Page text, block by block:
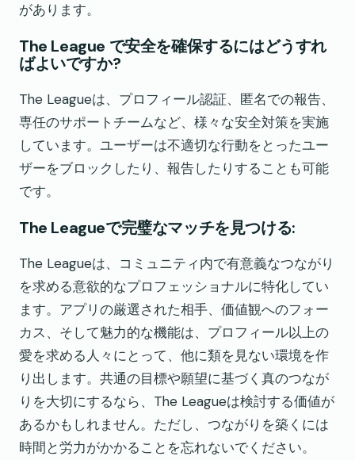
があります。
The League で安全を確保するにはどうすれ
ばよいですか?
The Leagueは、プロフィール認証、匿名での報告、
専任のサポートチームなど、様々な安全対策を実施
しています。ユーザーは不適切な行動をとったユー
ザーをブロックしたり、報告したりすることも可能
です。
The Leagueで完璧なマッチを見つける:
The Leagueは、コミュニティ内で有意義なつながり
を求める意欲的なプロフェッショナルに特化してい
ます。アプリの厳選された相手、価値観へのフォー
カス、そして魅力的な機能は、プロフィール以上の
愛を求める人々にとって、他に類を見ない環境を作
り出します。共通の目標や願望に基づく真のつなが
りを大切にするなら、The Leagueは検討する価値が
あるかもしれません。ただし、つながりを築くには
時間と労力がかかることを忘れないでください。